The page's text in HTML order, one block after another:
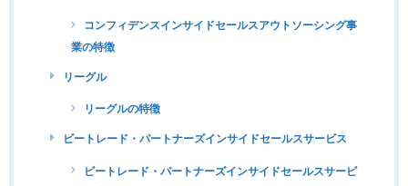
コンフィデンスインサイドセールスアウトソーシング事
業の特徴
リーグル
リーグルの特徴
ビートレード・パートナーズインサイドセールスサービス
ビートレード・パートナーズインサイドセールスサービ